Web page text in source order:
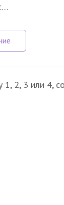
1, 2, 3 или 4,